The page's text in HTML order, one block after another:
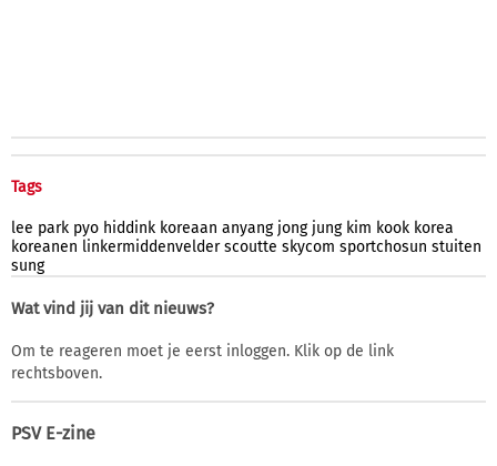
Tags
lee park pyo hiddink koreaan anyang jong jung kim kook korea
koreanen linkermiddenvelder scoutte skycom sportchosun stuiten
sung
Wat vind jij van dit nieuws?
Om te reageren moet je eerst inloggen. Klik op de link
rechtsboven.
PSV E-zine